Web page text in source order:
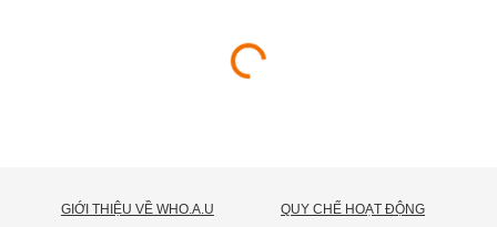
GIỚI THIỆU VỀ WHO.A.U QUY CHẾ HOẠT ĐỘNG